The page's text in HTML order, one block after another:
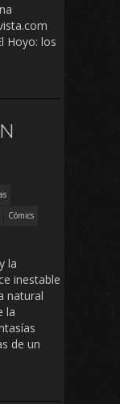
Hoyo: los
Cómics
la
inestable
natural
la
de un